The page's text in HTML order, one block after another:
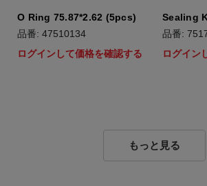
O Ring 75.87*2.62 (5pcs)
品番: 47510134
ログインして価格を確認する
Sealing
品番:
ログイン
もっと見る